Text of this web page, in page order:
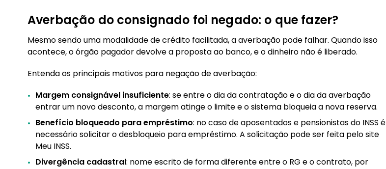
Averbação do consignado foi negado: o que fazer?
Mesmo sendo uma modalidade de crédito facilitada, a averbação pode falhar. Quando isso
acontece, o órgão pagador devolve a proposta ao banco, e o dinheiro não é liberado.
Entenda os principais motivos para negação de averbação:
Margem consignável insuficiente: se entre o dia da contratação e o dia da averbação
entrar um novo desconto, a margem atinge o limite e o sistema bloqueia a nova reserva.
Benefício bloqueado para empréstimo: no caso de aposentados e pensionistas do INSS é
necessário solicitar o desbloqueio para empréstimo. A solicitação pode ser feita pelo site
Meu INSS.
Divergência cadastral: nome escrito de forma diferente entre o RG e o contrato, por